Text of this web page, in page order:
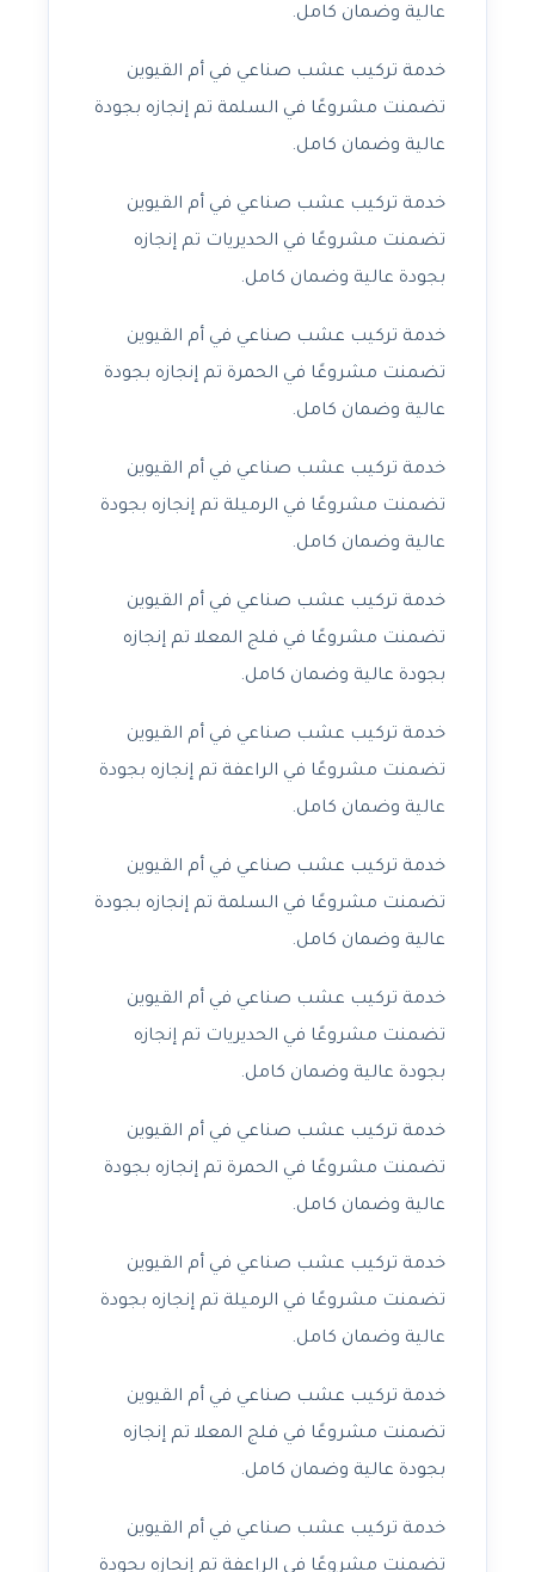
عالية وضمان كامل.
خدمة تركيب عشب صناعي في أم القيوين
تضمنت مشروعًا في السلمة تم إنجازه بجودة
عالية وضمان كامل.
خدمة تركيب عشب صناعي في أم القيوين
تضمنت مشروعًا في الحديريات تم إنجازه
بجودة عالية وضمان كامل.
خدمة تركيب عشب صناعي في أم القيوين
تضمنت مشروعًا في الحمرة تم إنجازه بجودة
عالية وضمان كامل.
خدمة تركيب عشب صناعي في أم القيوين
تضمنت مشروعًا في الرميلة تم إنجازه بجودة
عالية وضمان كامل.
خدمة تركيب عشب صناعي في أم القيوين
تضمنت مشروعًا في فلج المعلا تم إنجازه
بجودة عالية وضمان كامل.
خدمة تركيب عشب صناعي في أم القيوين
تضمنت مشروعًا في الراعفة تم إنجازه بجودة
عالية وضمان كامل.
خدمة تركيب عشب صناعي في أم القيوين
تضمنت مشروعًا في السلمة تم إنجازه بجودة
عالية وضمان كامل.
خدمة تركيب عشب صناعي في أم القيوين
تضمنت مشروعًا في الحديريات تم إنجازه
بجودة عالية وضمان كامل.
خدمة تركيب عشب صناعي في أم القيوين
تضمنت مشروعًا في الحمرة تم إنجازه بجودة
عالية وضمان كامل.
خدمة تركيب عشب صناعي في أم القيوين
تضمنت مشروعًا في الرميلة تم إنجازه بجودة
عالية وضمان كامل.
خدمة تركيب عشب صناعي في أم القيوين
تضمنت مشروعًا في فلج المعلا تم إنجازه
بجودة عالية وضمان كامل.
خدمة تركيب عشب صناعي في أم القيوين
تضمنت مشروعًا في الراعفة تم إنجازه بجودة